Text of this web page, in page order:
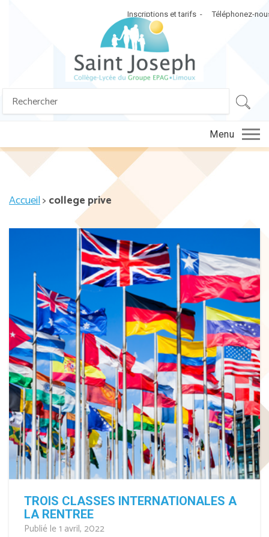
Inscriptions et tarifs Téléphonez-
Search
for:
Menu
Accueil> college prive
TROIS CLASSES INTERNATIONALES A
LA RENTREE
Publié le 1 avril, 2022